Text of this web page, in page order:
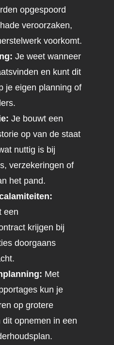
opgespoord
veroorzaken,
voorkomt.
Je weet wanneer
en kunt dit
je eigen planning of
Je bouwt een
op van de staat
nuttig is bij
verzekeringen of
het pand.
een
krijgen bij
doorgaans
Met
kun je
op grotere
dit opnemen in een